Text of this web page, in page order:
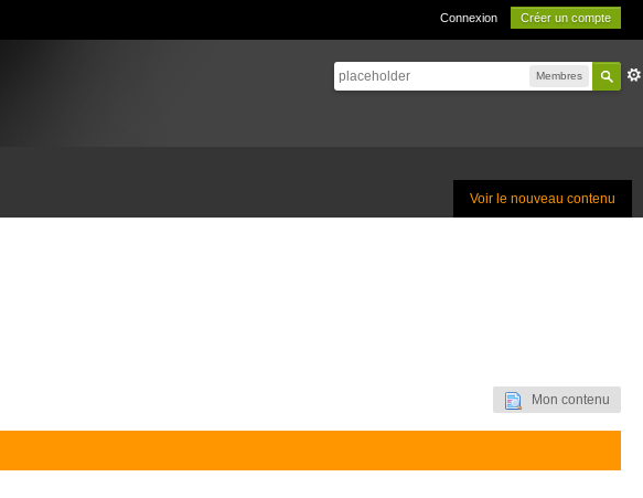
Connexion Créer un compte
Membres
Voir le nouveau contenu
Mon contenu